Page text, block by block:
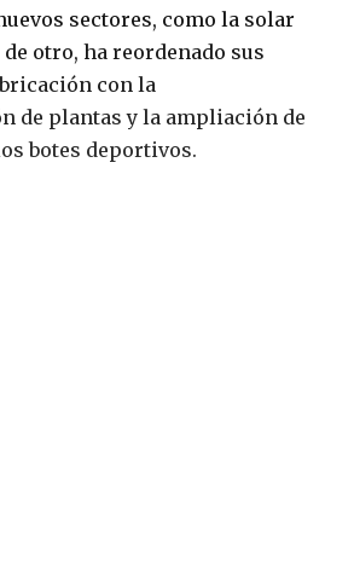
sectores, como la solar
otro, ha reordenado sus
con la
de plantas y la ampliación de
botes deportivos.